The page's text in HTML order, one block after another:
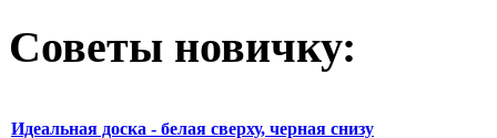
Советы новичку:
Идеальная доска - белая сверху, черная снизу